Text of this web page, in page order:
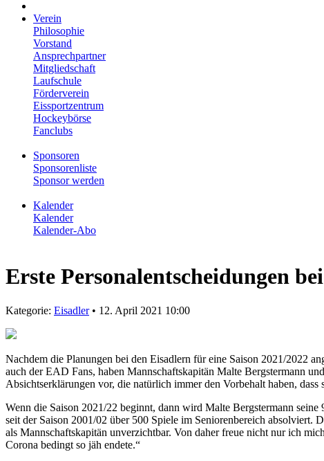
Verein
Philosophie
Vorstand
Ansprechpartner
Mitgliedschaft
Laufschule
Förderverein
Eissportzentrum
Hockeybörse
Fanclubs
Sponsoren
Sponsorenliste
Sponsor werden
Kalender
Kalender
Kalender-Abo
Erste Personalentscheidungen
Kategorie: Eisadler• 12. April 2021 10:00
Nachdem die Planungen bei den Eisadlern für eine Saison 2021/2022
auch der EAD Fans, haben Mannschaftskapitän Malte Bergstermann
Absichtserklärungen vor, die natürlich immer den Vorbehalt haben,
Wenn die Saison 2021/22 beginnt, dann wird Malte Bergstermann
seit der Saison 2001/02 über 500 Spiele im Seniorenbereich
als Mannschaftskapitän unverzichtbar. Von daher freue nicht nur ich
Corona bedingt so jäh endete.“